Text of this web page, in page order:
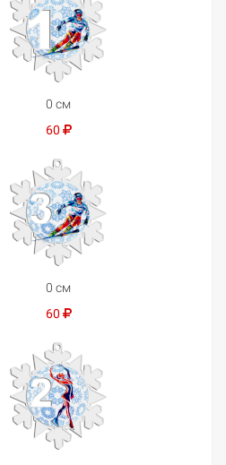
0 см
60
0 см
60